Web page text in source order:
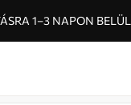
1–3 NAPON BELÜL